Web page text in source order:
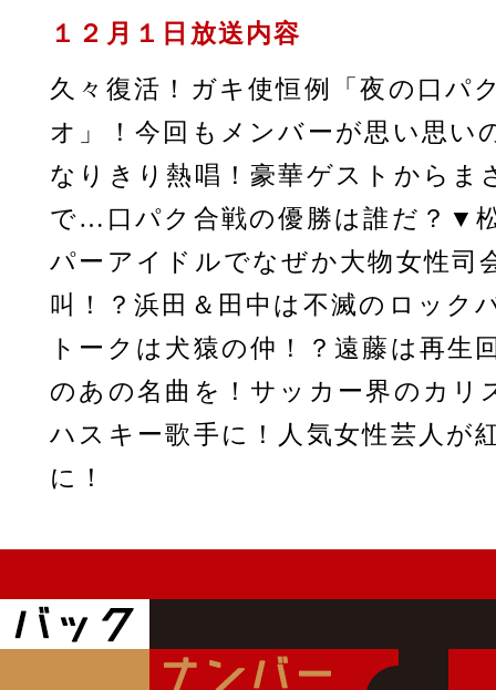
１２月１日放送内容
久々復活！ガキ使恒例「夜の口パ
オ」！今回もメンバーが思い思い
なりきり熱唱！豪華ゲストからま
で…口パク合戦の優勝は誰だ？▼
パーアイドルでなぜか大物女性司
叫！？浜田＆田中は不滅のロック
トークは犬猿の仲！？遠藤は再生
のあの名曲を！サッカー界のカリ
ハスキー歌手に！人気女性芸人が
に！